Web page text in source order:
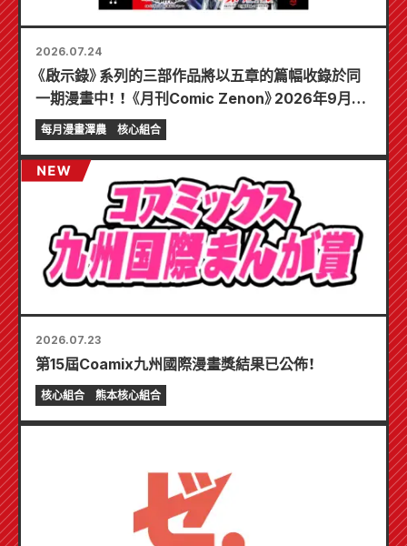
2026.07.24
《啟示錄》系列的三部作品將以五章的篇幅收錄於同
一期漫畫中！ ！ 《月刊Comic Zenon》2026年9月刊
將於7月24日發售！ ！
每月漫畫澤農 核心組合
2026.07.23
第15屆Coamix九州國際漫畫獎結果已公佈！
核心組合 熊本核心組合